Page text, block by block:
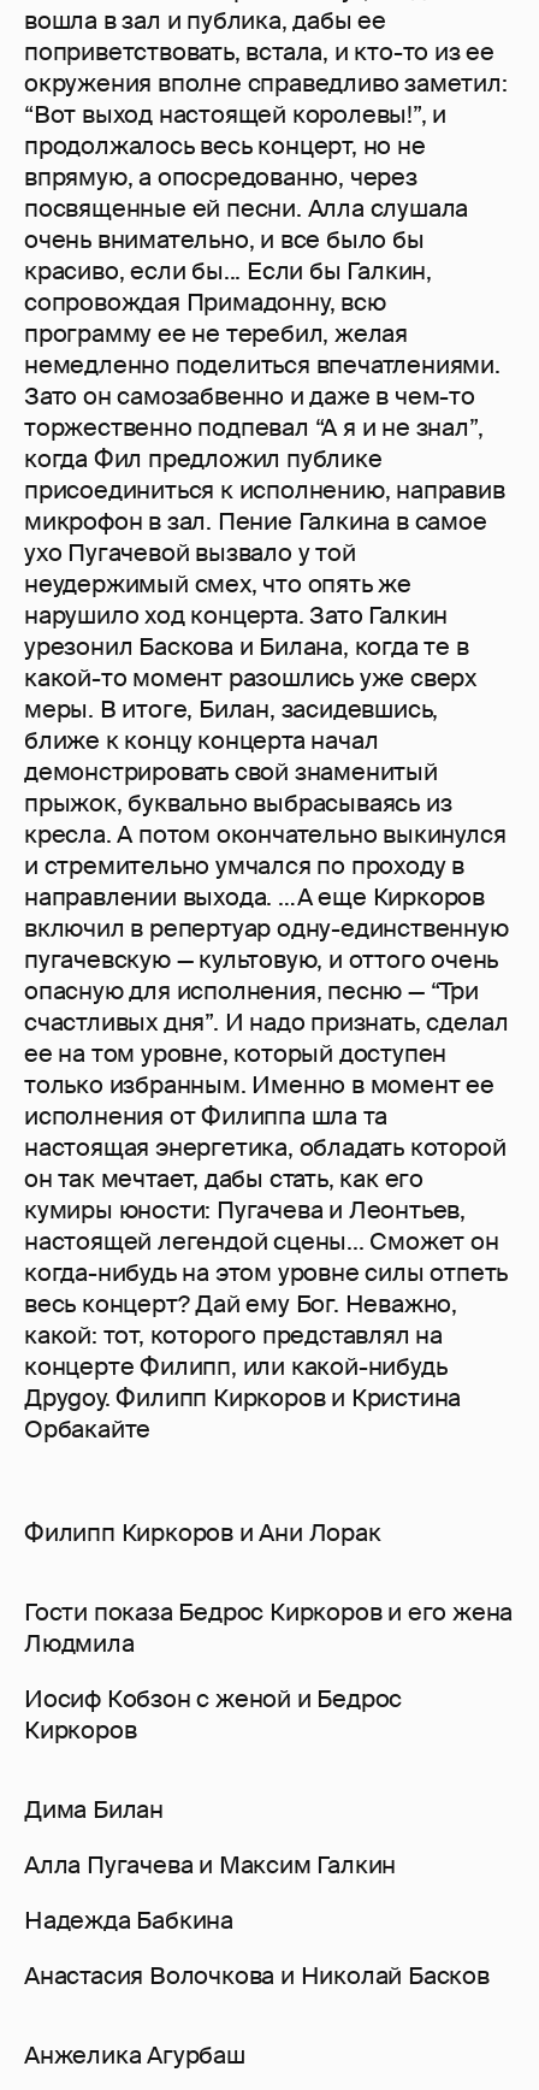
вошла в зал и публика, дабы ее
поприветствовать, встала, и кто-то из ее
окружения вполне справедливо заметил:
“Вот выход настоящей королевы!”, и
продолжалось весь концерт, но не
впрямую, а опосредованно, через
посвященные ей песни. Алла слушала
очень внимательно, и все было бы
красиво, если бы... Если бы Галкин,
сопровождая Примадонну, всю
программу ее не теребил, желая
немедленно поделиться впечатлениями.
Зато он самозабвенно и даже в чем-то
торжественно подпевал “А я и не знал”,
когда Фил предложил публике
присоединиться к исполнению, направив
микрофон в зал. Пение Галкина в самое
ухо Пугачевой вызвало у той
неудержимый смех, что опять же
нарушило ход концерта. Зато Галкин
урезонил Баскова и Билана, когда те в
какой-то момент разошлись уже сверх
меры. В итоге, Билан, засидевшись,
ближе к концу концерта начал
демонстрировать свой знаменитый
прыжок, буквально выбрасываясь из
кресла. А потом окончательно выкинулся
и стремительно умчался по проходу в
направлении выхода. …А еще Киркоров
включил в репертуар одну-единственную
пугачевскую — культовую, и оттого очень
опасную для исполнения, песню — “Три
счастливых дня”. И надо признать, сделал
ее на том уровне, который доступен
только избранным. Именно в момент ее
исполнения от Филиппа шла та
настоящая энергетика, обладать которой
он так мечтает, дабы стать, как его
кумиры юности: Пугачева и Леонтьев,
настоящей легендой сцены... Сможет он
когда-нибудь на этом уровне силы отпеть
весь концерт? Дай ему Бог. Неважно,
какой: тот, которого представлял на
концерте Филипп, или какой-нибудь
Друgoy. Филипп Киркоров и Кристина
Орбакайте
Филипп Киркоров и Ани Лорак
Гости показа Бедрос Киркоров и его жена
Людмила
Иосиф Кобзон с женой и Бедрос
Киркоров
Дима Билан
Алла Пугачева и Максим Галкин
Надежда Бабкина
Анастасия Волочкова и Николай Басков
Анжелика Агурбаш